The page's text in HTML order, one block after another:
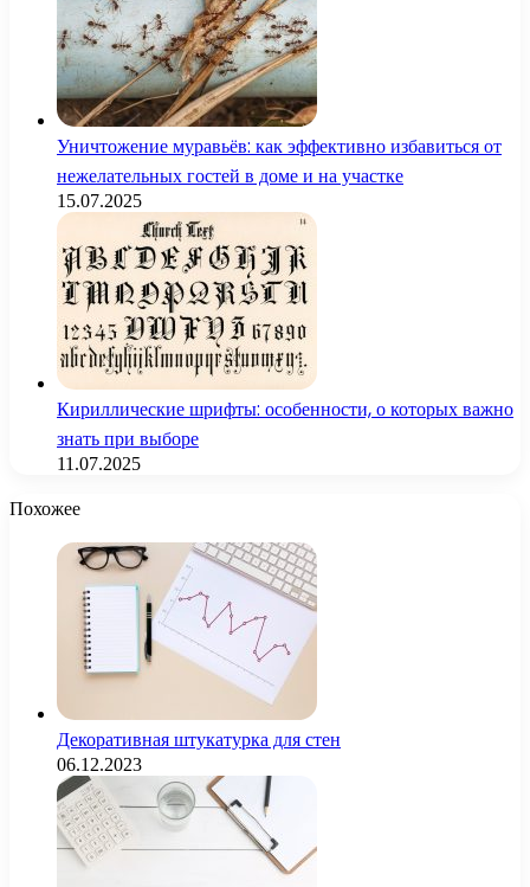
Уничтожение муравьёв: как эффективно избавиться от
нежелательных гостей в доме и на участке
15.07.2025
Кириллические шрифты: особенности, о которых важно
знать при выборе
11.07.2025
Похожее
Декоративная штукатурка для стен
06.12.2023